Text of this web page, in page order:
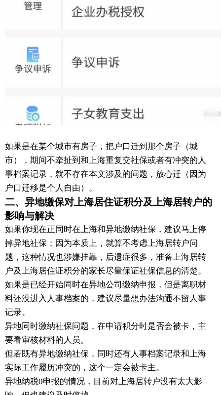
如果是在某个城市有房子，把户口迁到那个房子（城
市），期间不牵扯到和上海重复交社保或者有冲突的人
事档案记录，就不存在本文涉及的问题，放心迁（因为
户口迁移是个人自由）。
二、异地缴保对上海居住证积分及上海居转户的
影响与解决
如果你现在正同时在上海和异地缴纳社保，建议马上停
掉异地社保；因为本质上，就算不考虑上海居转户问
题，这种情况也涉嫌挂靠，后遗症很多，准备上海居转
户及上海居住证积分的家长尽量保证社保信息的清楚。
如果是已经开始同时在异地公司缴纳申报，但是离职材
料还没进入人事档案的，建议尽量想办法沟通不留人事
记录。
异地同时缴纳社保问题，在申请积分时是否会被卡，主
要看审核材料的人员。
但若既有异地缴纳社保，同时还有人事档案记录和上海
实际工作履历冲突的，这个一定会被卡主。
异地纳税0申报的情况，目前对上海居转户没有太大影